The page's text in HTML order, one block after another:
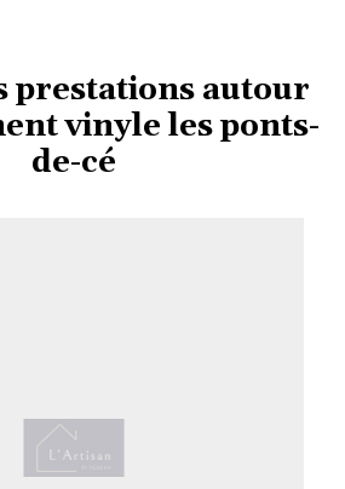
prestations autour
vinyle les ponts-
de-cé